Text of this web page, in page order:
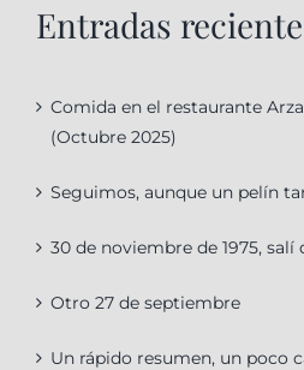
Entradas
Comida en el restaurante
(Octubre 2025)
Seguimos, aunque un pelín
30 de noviembre de 1975, salí
Otro 27 de septiembre
Un rápido resumen, un poco